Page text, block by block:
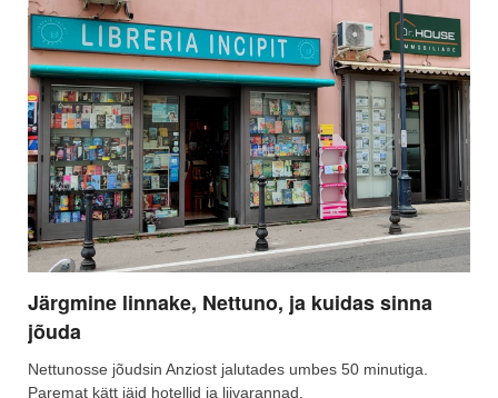
Järgmine linnake, Nettuno, ja kuidas sinna
jõuda
Nettunosse jõudsin Anziost jalutades umbes 50 minutiga.
Paremat kätt jäid hotellid ja liivarannad.